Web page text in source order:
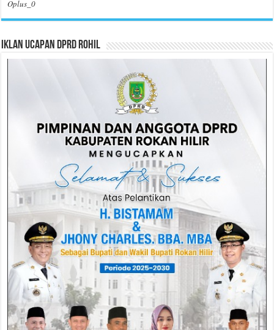
Oplus_0
Iklan Ucapan DPRD Rohil